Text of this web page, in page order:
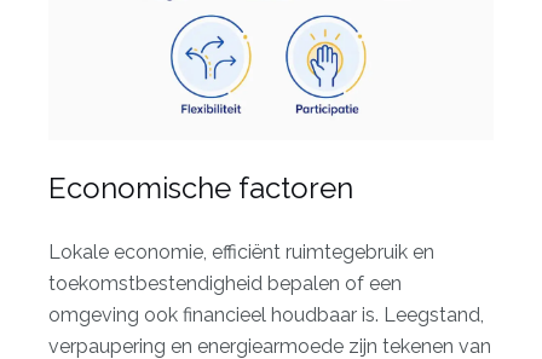
Economische factoren
Lokale economie, efficiënt ruimtegebruik en
toekomstbestendigheid bepalen of een
omgeving ook financieel houdbaar is. Leegstand,
verpaupering en energiearmoede zijn tekenen van